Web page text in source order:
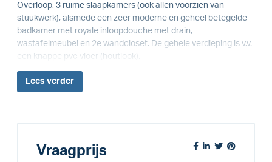
Overloop, 3 ruime slaapkamers (ook allen voorzien van
stuukwerk), alsmede een zeer moderne en geheel betegelde
badkamer met royale inloopdouche met drain,
wastafelmeubel en 2e wandcloset. De gehele verdieping is v.v.
een knappe pvc vloer (houtlook).
Lees verder
Vraagprijs